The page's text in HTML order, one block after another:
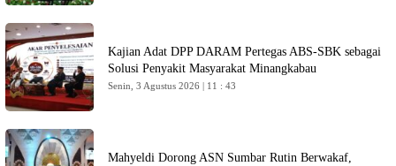
Kajian Adat DPP DARAM Pertegas ABS-SBK sebagai
Solusi Penyakit Masyarakat Minangkabau
Senin, 3 Agustus 2026 | 11 : 43
Mahyeldi Dorong ASN Sumbar Rutin Berwakaf,